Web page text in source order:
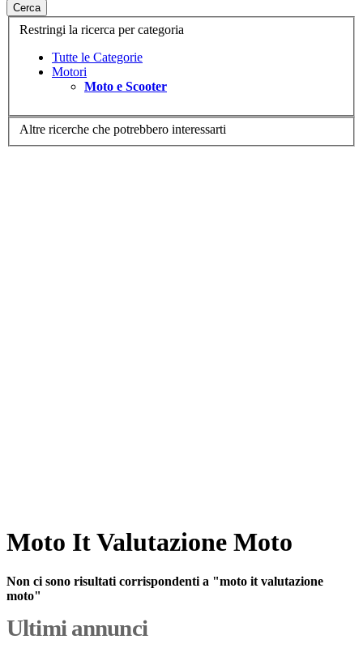
Cerca
Restringi la ricerca per categoria
Tutte le Categorie
Motori
Moto e Scooter
Altre ricerche che potrebbero interessarti
Moto It Valutazione Moto
Non ci sono risultati corrispondenti a "moto it valutazione
moto"
Ultimi annunci